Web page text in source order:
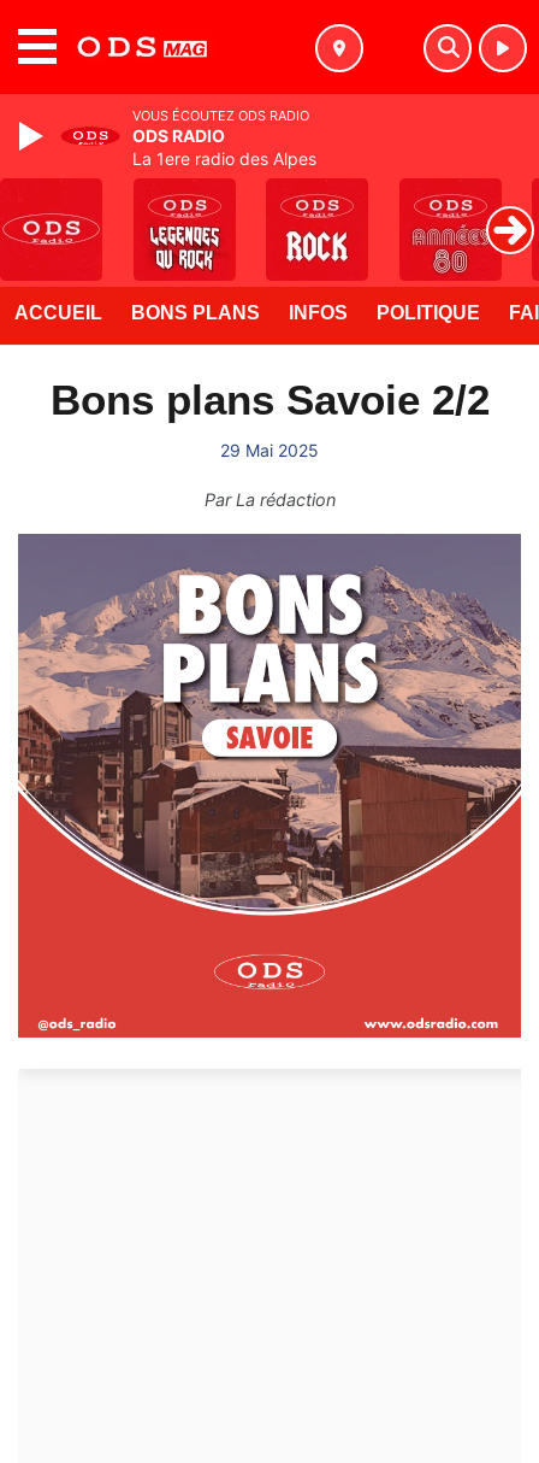
ACCUEIL BONS PLANS INFOS POLITIQUE
Bons plans Savoie 2/2
29 Mai 2025
ParLa rédaction
VOUS ÉCOUTEZ ODS RADIO
ODS RADIO
La 1ere radio des Alpes